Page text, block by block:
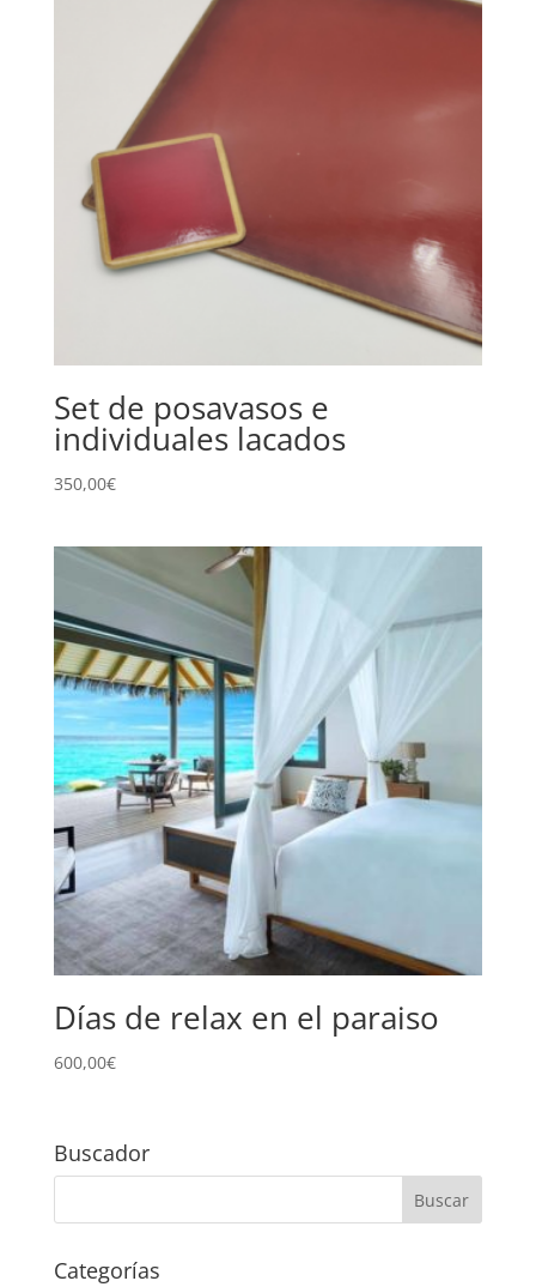
Set de posavasos e
individuales lacados
350,00€
Días de relax en el paraiso
600,00€
Buscador
Categorías